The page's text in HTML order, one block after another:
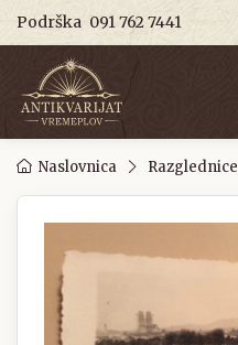
Podrška 091 762 7441
Naslovnica Razglednice